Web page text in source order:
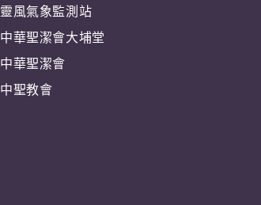
靈風氣象監測站
中華聖潔會大埔堂
中華聖潔會
中聖教會